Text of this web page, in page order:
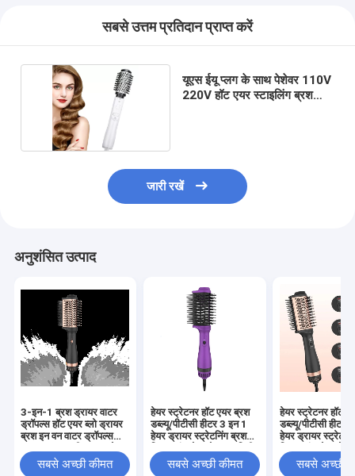
सबसे उत्तम प्रतिदान प्राप्त करें
यूएस ईयू प्लग के साथ पेशेवर 110V
220V हॉट एयर स्टाइलिंग ब्रश
जारी रखें
अनुशंसित उत्पाद
3-इन-1 ब्रश ड्रायर वाटर
ड्रॉपल्स हॉट एयर ब्लो ड्रायर
ब्रश इन वन वाटर ड्रॉपल्स
बालों के लिए
सबसे अच्छी कीमत
हेयर स्ट्रेटनर हॉट एयर ब्रश
डब्ल्यू/पीटीसी हीटर 3 इन 1
हेयर ड्रायर स्ट्रेटनिंग ब्रश
सबसे अच्छी कीमत
हेयर स्ट्रेटनर हॉट
डब्ल्यू/पीटीसी हीटर
हेयर ड्रायर
सबसे अच्छी